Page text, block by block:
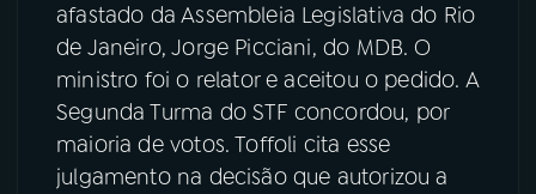
afastado da Assembleia Legislativa do Rio
de Janeiro, Jorge Picciani, do MDB. O
ministro foi o relator e aceitou o pedido. A
Segunda Turma do STF concordou, por
maioria de votos. Toffoli cita esse
julgamento na decisão que autorizou a